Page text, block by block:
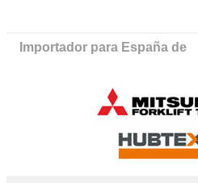
Importador para España de